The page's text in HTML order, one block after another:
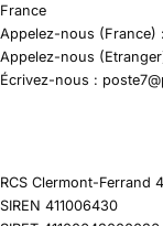
France
Appelez-nous (France)
Appelez-nous
Écrivez-nous :
RCS Clermont-Ferrand
SIREN 411006430